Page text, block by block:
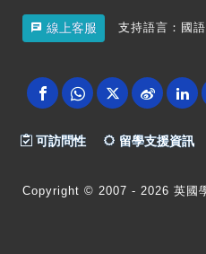
線上客服 支持語言：國
可訪問性 留學支援資訊
Copyright © 2007 - 2026 英國